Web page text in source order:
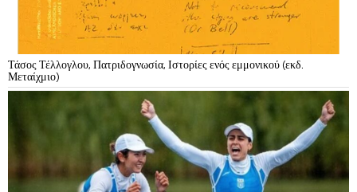
Τάσος Τέλλογλου, Πατριδογνωσία, Ιστορίες ενός εμμονικού (εκδ.
Μεταίχμιο)